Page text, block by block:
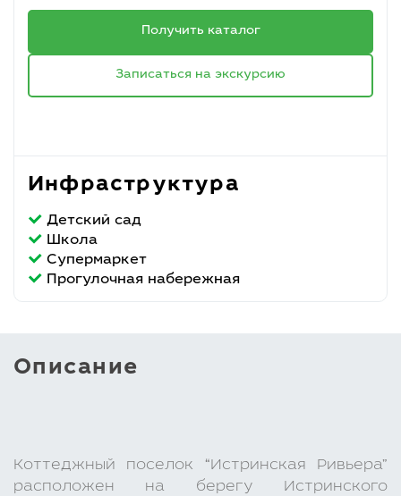
Получить каталог
Записаться на экскурсию
Инфраструктура
Детский сад
Школа
Супермаркет
Прогулочная набережная
Описание
Коттеджный поселок “Истринская Ривьера”
расположен на берегу Истринского